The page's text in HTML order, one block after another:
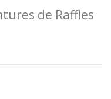
de Raffles